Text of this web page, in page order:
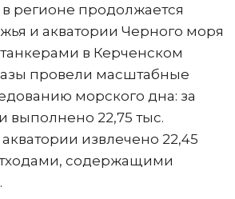
регионе продолжается
и акватории Черного моря
в Керченском
провели масштабные
морского дна: за
выполнено 22,75 тыс.
извлечено 22,45
содержащими